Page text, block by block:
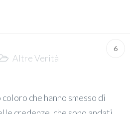
6
Altre Verità
che hanno smesso di